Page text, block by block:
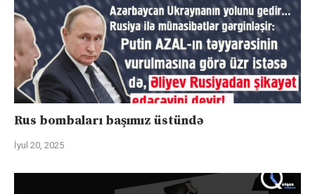
Rus bombaları başımız üstündə
İyul 20, 2025